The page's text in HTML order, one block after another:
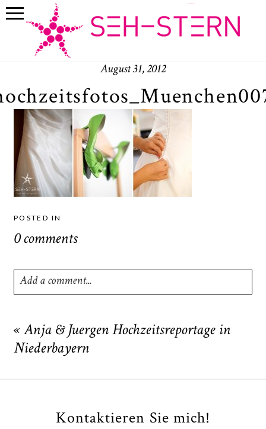
August 31, 2012
POSTED IN
0 comments
Add a comment...
are marked *
« Anja & Juergen Hochzeitsreportage in
Niederbayern
Kontaktieren Sie mich!